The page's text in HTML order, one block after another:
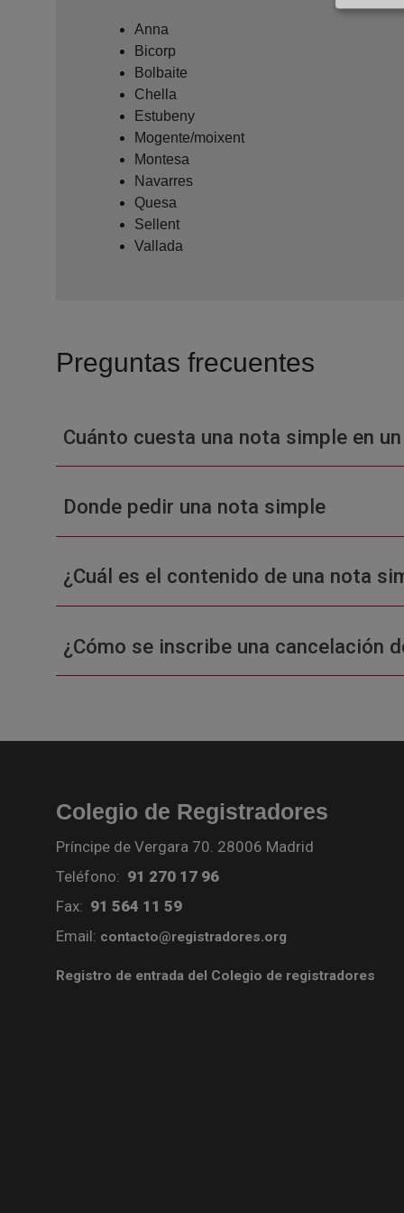
Anna
Bicorp
Bolbaite
Chella
Estubeny
Mogente/moixent
Montesa
Navarres
Quesa
Sellent
Vallada
Preguntas frecuentes
Cuánto cuesta una nota simple en
Donde pedir una nota simple
¿Cuál es el contenido de una nota
¿Cómo se inscribe una cancelación
Colegio de Registradores
Príncipe de Vergara 70. 28006 Madrid
Teléfono: 91 270 17 96
Fax: 91 564 11 59
Email: contacto@registradores.org
Registro de entrada del Colegio de registradores